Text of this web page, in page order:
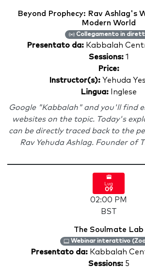
Beyond Prophecy: Rav Ashlag's
Modern World
Collegamento in
Presentato da: Kabbalah
Sessions:1
Price:
Instructor(s):Yehuda
Lingua: Inglese
Google "Kabbalah" and you'll find
websites on the topic. Today's
can be directly traced back to the
Rav Yehuda Ashlag. Founder of
Lug
09
02:00 PM
BST
The Soulmate Lab
Webinar interattivo
Presentato da: Kabbalah
Sessions:5